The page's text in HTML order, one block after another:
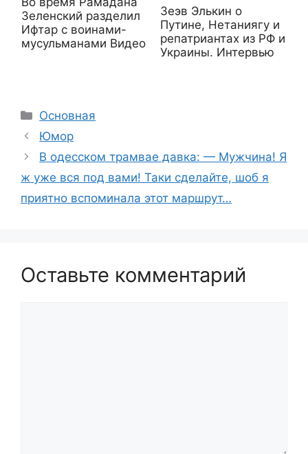
Зеленский разделил
Ифтар с воинами-
мусульманами Видео
Зеэв Элькин о
Путине, Нетаниягу и
репатриантах из РФ и
Украины. Интервью
Рубрики
Основная
Юмор
В одесском трамвае давка: — Мужчина! Я
ж уже вся под вами! Таки сделайте, шоб я
приятно вспоминала этот маршрут…
Оставьте комментарий